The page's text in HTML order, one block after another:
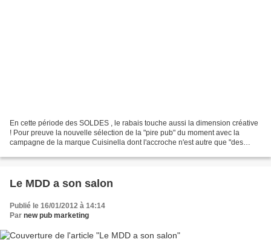
En cette période des SOLDES , le rabais touche aussi la dimension créative
! Pour preuve la nouvelle sélection de la "pire pub" du moment avec la
campagne de la marque Cuisinella dont l'accroche n'est autre que "des
Le MDD a son salon
Publié le 16/01/2012 à 14:14
Par new pub marketing